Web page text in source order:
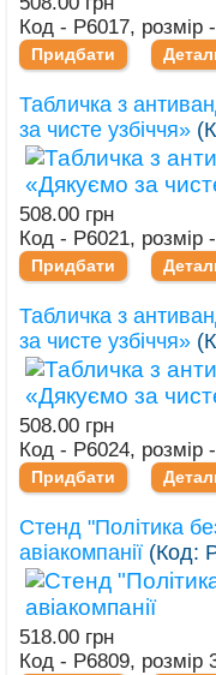
Код - Р6017, розмір
Придбати
Табличка з
за чисте узбіччя»
508.00 грн
Код - Р6021, розмір
Придбати
Табличка з
за чисте узбіччя»
508.00 грн
Код - Р6024, розмір
Придбати
Стенд "Політика
авіакомпанії (Код:
518.00 грн
Код - Р6809, розмір